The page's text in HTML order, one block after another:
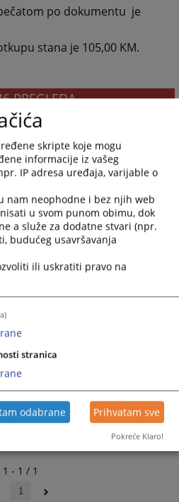
po dokumentu je
stana je 105,00 KM.
PREGLEDA
1 - 1 / 1
1
skripte koje mogu
informacije iz vašeg
IP adresa uređaja, varijable o
nam neophodne i bez njih web
u svom punom obimu, dok
a služe za dodatne stvari (npr.
budućeg usavršavanja
ili uskratiti pravo na
stranica
odabrane Prihvatam sve
Pokreće Klaro!